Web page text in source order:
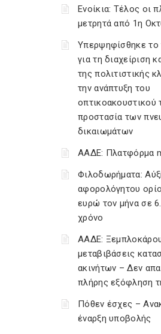
Ενοίκια: Τέλος οι
μετρητά από 1η
Υπερψηφίσθηκε το
για τη διαχείριση
της πολιτιστικής
την ανάπτυξη του
οπτικοακουστικού
προστασία των
δικαιωμάτων
ΑΑΔΕ: Πλατφόρμα
Φιλοδωρήματα:
αφορολόγητου
ευρώ τον μήνα σε
χρόνο
ΑΑΔΕ:
μεταβιβάσεις
ακινήτων – Δεν
πλήρης εξόφληση
Πόθεν έσχες –
έναρξη υποβολής